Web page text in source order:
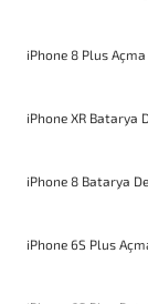
iPhone 8 Plus
iPhone XR Batarya
iPhone 8 Batarya
iPhone 6S Plus